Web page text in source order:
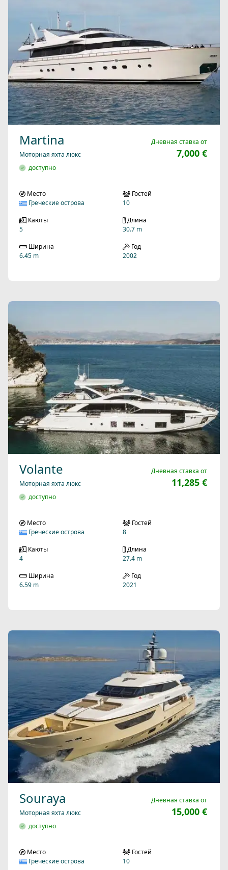
Martina
Моторная яхта люкс
доступно
Дневная ставка от
7,000 €
Место
Греческие острова
Гостей
10
Каюты
5
Длина
30.7 m
Ширина
6.45 m
Год
2002
Volante
Моторная яхта люкс
доступно
Дневная ставка от
11,285 €
Место
Греческие острова
Гостей
8
Каюты
4
Длина
27.4 m
Ширина
6.59 m
Год
2021
Souraya
Моторная яхта люкс
доступно
Дневная ставка от
15,000 €
Место
Греческие острова
Гостей
10